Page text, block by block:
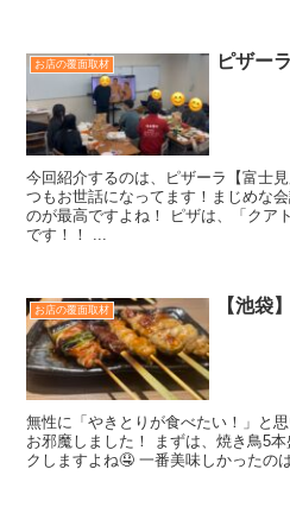
お店の覆面取材 ピザー
今回紹介するのは、ピザーラ【富
つもお世話になってます！まじめな
のが最高ですよね！ ピザは、「クア
です！！ ...
お店の覆面取材 【池袋
無性に「やきとりが食べたい！」と
お邪魔しました！ まずは、焼き鳥5
クしますよね🤤 一番美味しかったの